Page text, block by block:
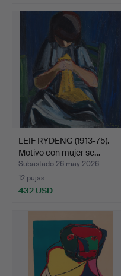
LEIF RYDENG (1913-75).
Motivo con mujer se…
Subastado 26 may 2026
12 pujas
432 USD